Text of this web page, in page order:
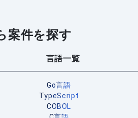
案件を探す
言語一覧
Go言語
TypeScript
COBOL